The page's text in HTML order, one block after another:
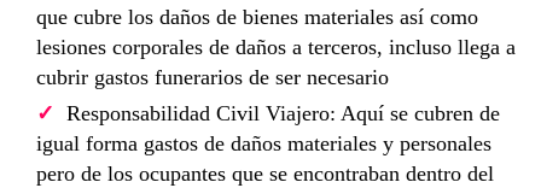
que cubre los daños de bienes materiales así como
lesiones corporales de daños a terceros, incluso llega a
cubrir gastos funerarios de ser necesario
Responsabilidad Civil Viajero: Aquí se cubren de
igual forma gastos de daños materiales y personales
pero de los ocupantes que se encontraban dentro del